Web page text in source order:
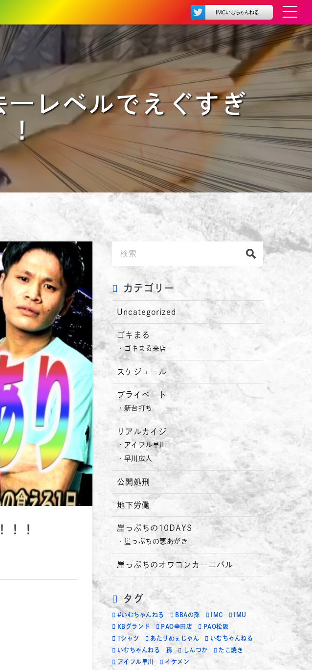
レベルでえぐすぎ
！
！！
カテゴリー
Uncategorized
ゴキまる
ゴキまる来店
スケジュール
プライベート
新台打ち
リアルカイジ
アイフル早川
早川広人
公開処刑
地下労働
崖っぷちの10DAYS
崖っぷちの悪あがき
崖っぷちのオワコンカーニバル
タグ
#いむちゃんねる BBAの孫 IMC
IMU
KBグランド
PAO幸田店
PAO松阪
Tシャツ
あたりめぇじゃん
いむちゃんねる
いむちゃんねる 孫
しんつか
たこ焼き
アイフル早川
イケメン